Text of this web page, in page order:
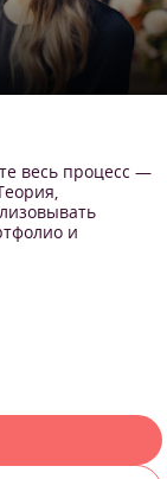
весь процесс —
и